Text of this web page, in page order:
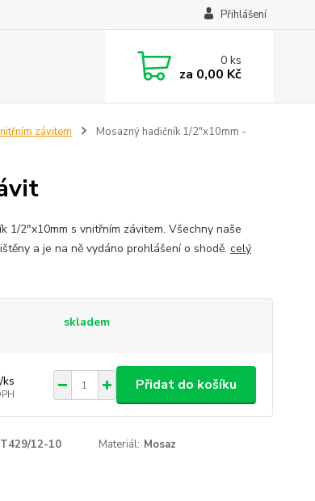
Přihlášení
0ks
za 0,00 Kč
závitem
Mosazný hadičník 1/2"x10mm -
1/2"x10mm s vnitřním závitem. Všechny naše
a je na ně vydáno prohlášení o shodě. celý
skladem
/ks Přidat do košíku
12-10 Materiál: Mosaz